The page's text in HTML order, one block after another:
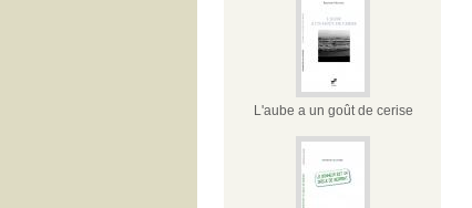
L'aube a un goût de cerise